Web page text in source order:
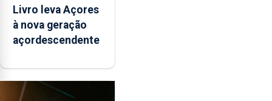
Livro leva Açores
à nova geração
açordescendente